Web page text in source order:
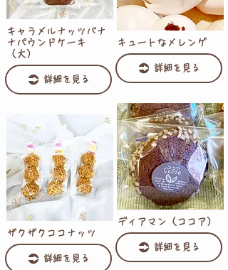
キャラメルナッツバナ
ナパウンドケーキ
（大）
詳細を見る
ザクザクココナッツ
詳細を見る
キュートなメレンゲ
詳細を見る
ディアマン（ココア）
詳細を見る